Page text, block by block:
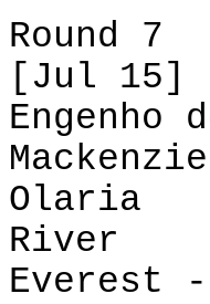
Round 7
[Jul 15]
Mackenzie
Olaria
River
Everest